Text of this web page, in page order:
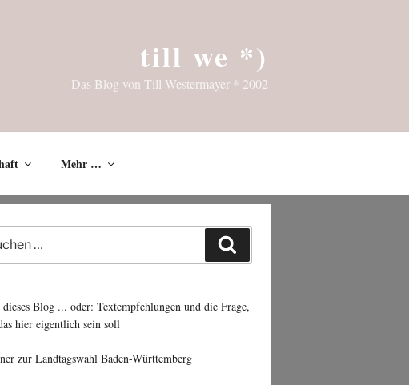
till we *)
Das Blog von Till Westermayer * 2002
Mehr …
Blog ... oder: Textempfehlungen und die Frage,
hier eigentlich sein soll
zur Landtagswahl Baden-Württemberg